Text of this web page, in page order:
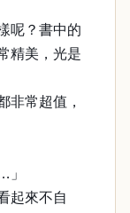
呢？書中的
精美，光是
非常超值，
」
起來不自